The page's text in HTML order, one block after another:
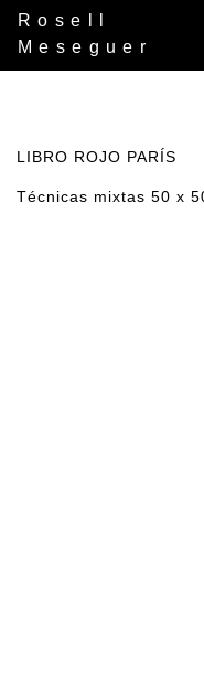
Rosell
Meseguer
LIBRO ROJO PARÍS
Técnicas mixtas 50 x